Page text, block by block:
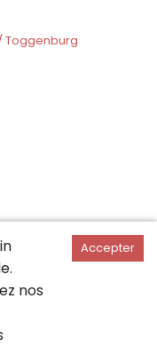
Toggenburg
nos
Accepter